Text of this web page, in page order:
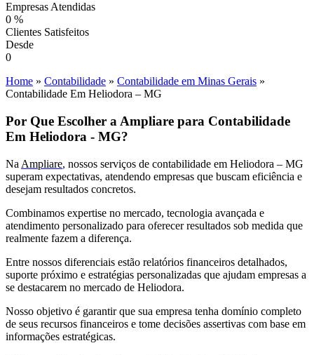
Empresas Atendidas
0 %
Clientes Satisfeitos
Desde
0
Home » Contabilidade » Contabilidade em Minas Gerais »
Contabilidade Em Heliodora – MG
Por Que Escolher a Ampliare para Contabilidade
Em Heliodora - MG?
Na Ampliare, nossos serviços de contabilidade em Heliodora – MG
superam expectativas, atendendo empresas que buscam eficiência e
desejam resultados concretos.
Combinamos expertise no mercado, tecnologia avançada e
atendimento personalizado para oferecer resultados sob medida que
realmente fazem a diferença.
Entre nossos diferenciais estão relatórios financeiros detalhados,
suporte próximo e estratégias personalizadas que ajudam empresas a
se destacarem no mercado de Heliodora.
Nosso objetivo é garantir que sua empresa tenha domínio completo
de seus recursos financeiros e tome decisões assertivas com base em
informações estratégicas.